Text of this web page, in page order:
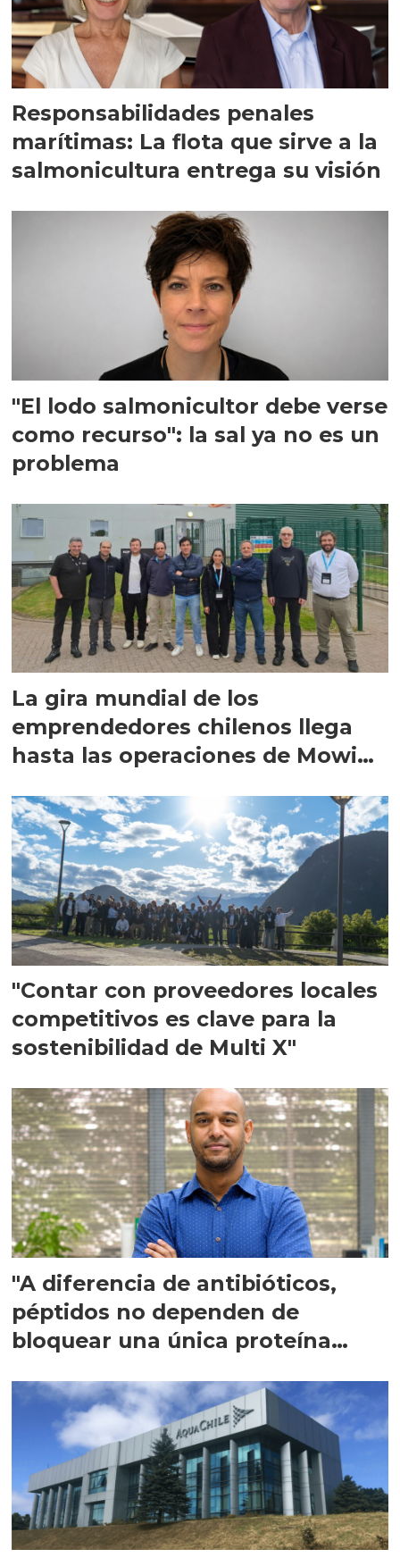
Responsabilidades penales
marítimas: La flota que sirve a la
salmonicultura entrega su visión
"El lodo salmonicultor debe verse
como recurso": la sal ya no es un
problema
La gira mundial de los
emprendedores chilenos llega
hasta las operaciones de Mowi
"Contar con proveedores locales
competitivos es clave para la
sostenibilidad de Multi X"
"A diferencia de antibióticos,
péptidos no dependen de
bloquear una única proteína